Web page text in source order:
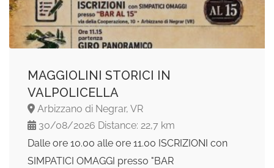
MAGGIOLINI STORICI IN
VALPOLICELLA
Arbizzano di Negrar, VR
30/08/2026 Distance: 22,7 km
Dalle ore 10.00 alle ore 11.00 ISCRIZIONI con
SIMPATICI OMAGGI presso "BAR